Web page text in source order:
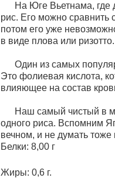
На Юге Вьетнама, где
рис. Его можно сравнить
потом его уже
в виде плова или
Один из самых
Это фолиевая кислота,
влияющее на состав
Наш самый чистый в
одного риса. Вспомним
вечном, и не думать тоже
Белки: 8,00 г
Жиры: 0,6 г.